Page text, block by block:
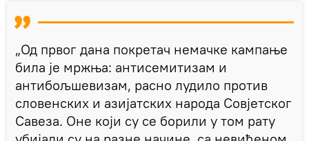
„Од првог дана покретач немачке кампање
била је мржња: антисемитизам и
антибољшевизам, расно лудило против
словенских и азијатских народа Совјетског
Савеза. Оне који су се борили у том рату